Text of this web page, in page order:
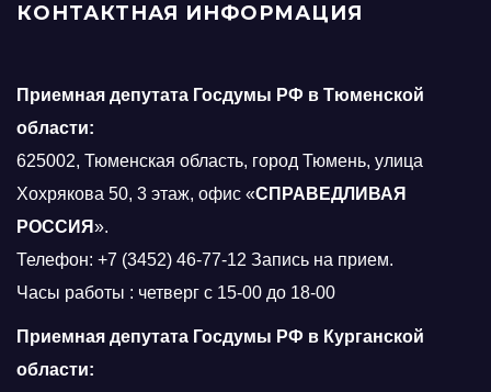
КОНТАКТНАЯ ИНФОРМАЦИЯ
Приемная депутата Госдумы РФ в Тюменской
области:
625002, Тюменская область, город Тюмень, улица
Хохрякова 50, 3 этаж, офис «СПРАВЕДЛИВАЯ
РОССИЯ».
Телефон: +7 (3452) 46-77-12 Запись на прием.
Часы работы : четверг с 15-00 до 18-00
Приемная депутата Госдумы РФ в Курганской
области: